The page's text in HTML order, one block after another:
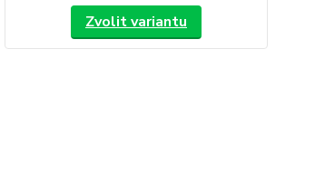
Zvolit variantu